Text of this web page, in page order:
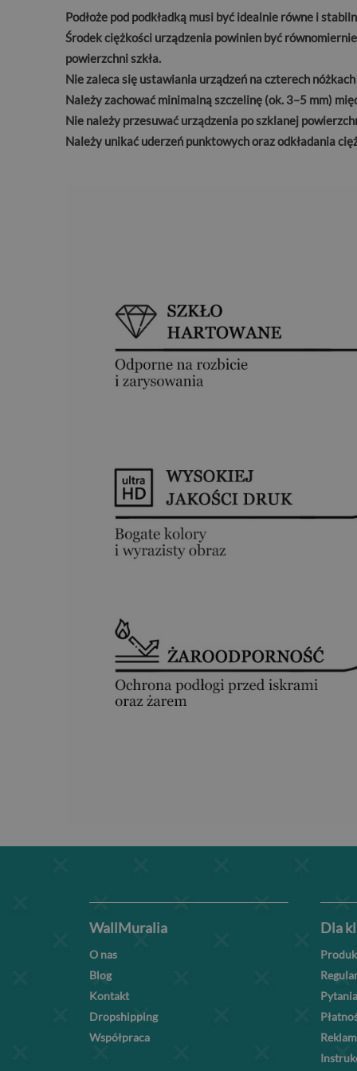
Podłoże pod podkładką musi być idealnie równe i
Środek ciężkości urządzenia powinien być
powierzchni szkła.
Nie zaleca się ustawiania urządzeń na czterech
Należy zachować minimalną szczelinę (ok. 3–5 mm)
Nie należy przesuwać urządzenia po szklanej
Należy unikać uderzeń punktowych oraz odkładania
WallMuralia
O nas
Blog
Kontakt
Dropshipping
Współpraca
Dla